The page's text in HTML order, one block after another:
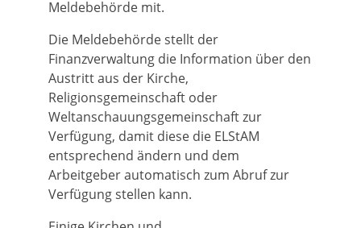
Meldebehörde mit.
Die Meldebehörde stellt der
Finanzverwaltung die Information über den
Austritt aus der Kirche,
Religionsgemeinschaft oder
Weltanschauungsgemeinschaft zur
Verfügung, damit diese die ELStAM
entsprechend ändern und dem
Arbeitgeber automatisch zum Abruf zur
Verfügung stellen kann.